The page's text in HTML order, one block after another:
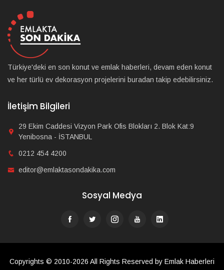
Türkiye'deki en son konut ve emlak haberleri, devam eden konut
ve her türlü ev dekorasyon projelerini buradan takip edebilirsiniz.
İletişim Bilgileri
29 Ekim Caddesi Vizyon Park Ofis Blokları 2. Blok Kat:9
Yenibosna - İSTANBUL
0212 454 4200
editor@emlaktasondakika.com
Sosyal Medya
Copyrights © 2010-2026 All Rights Reserved by Emlak Haberleri